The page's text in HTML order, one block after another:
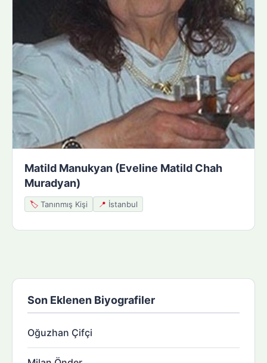
Matild Manukyan (Eveline Matild Chah
Muradyan)
🏷️ Tanınmış Kişi 📍 İstanbul
Son Eklenen Biyografiler
Oğuzhan Çifçi